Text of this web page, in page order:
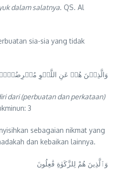
dalam salatnya. QS. Al
sia-sia yang tidak
وَالَّذِيۡنَ هُمۡ عَنِ اللَّغۡوِ
dari (perbuatan dan perkataan)
3
sebagaian nikmat yang
dan kebaikan lainnya.
وَٱلَّذِينَ هُمْ لِلزَّكَوٰةِ فَٰعِلُونَ